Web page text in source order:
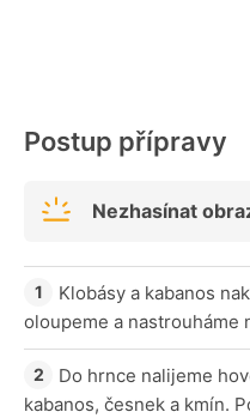
Postup přípravy
Nezhasínat
Klobásy a kabanos
oloupeme a nastrouháme
Do hrnce nalijeme
kabanos, česnek a kmín.